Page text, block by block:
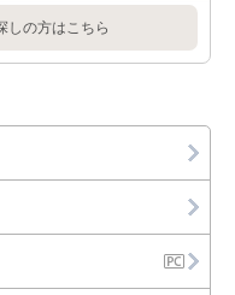
しの方はこちら